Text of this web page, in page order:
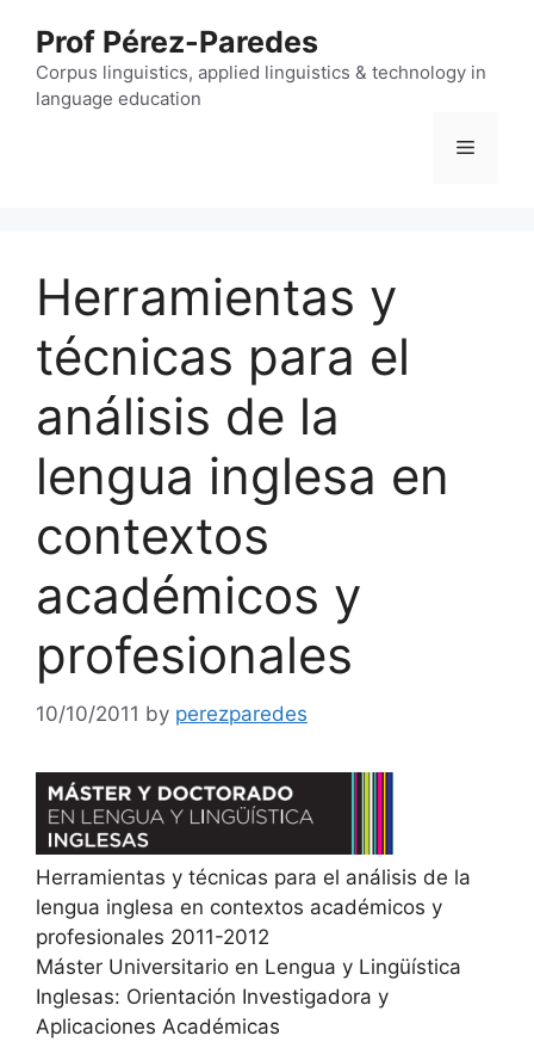
content
Prof Pérez-Paredes
Corpus linguistics, applied linguistics & technology in
language education
Menu
Herramientas y
técnicas para el
análisis de la
lengua inglesa en
contextos
académicos y
profesionales
10/10/2011 by perezparedes
Herramientas y técnicas para el análisis de la
lengua inglesa en contextos académicos y
profesionales 2011-2012
Máster Universitario en Lengua y Lingüística
Inglesas: Orientación Investigadora y
Aplicaciones Académicas